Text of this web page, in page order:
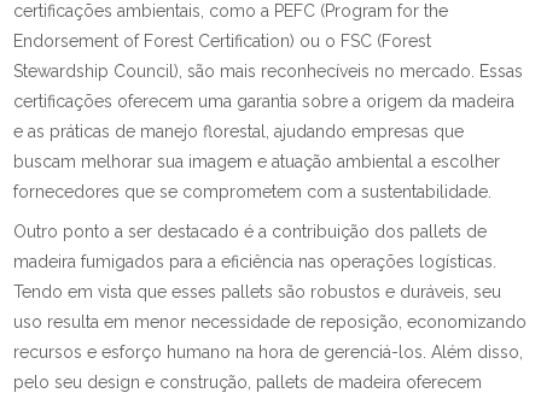
certificações ambientais, como a PEFC (Program for the
Endorsement of Forest Certification) ou o FSC (Forest
Stewardship Council), são mais reconhecíveis no mercado. Essas
certificações oferecem uma garantia sobre a origem da madeira
e as práticas de manejo florestal, ajudando empresas que
buscam melhorar sua imagem e atuação ambiental a escolher
fornecedores que se comprometem com a sustentabilidade.
Outro ponto a ser destacado é a contribuição dos pallets de
madeira fumigados para a eficiência nas operações logísticas.
Tendo em vista que esses pallets são robustos e duráveis, seu
uso resulta em menor necessidade de reposição, economizando
recursos e esforço humano na hora de gerenciá-los. Além disso,
pelo seu design e construção, pallets de madeira oferecem